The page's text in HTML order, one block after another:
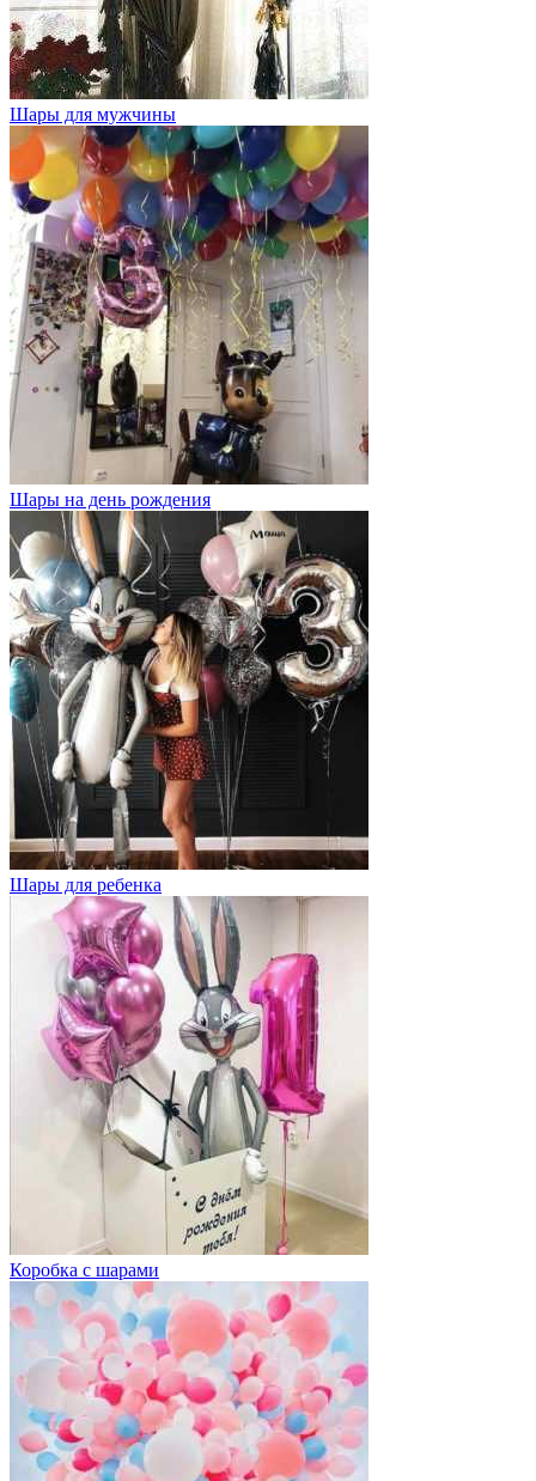
Шары для мужчины
Шары на день рождения
Шары для ребенка
Коробка с шарами